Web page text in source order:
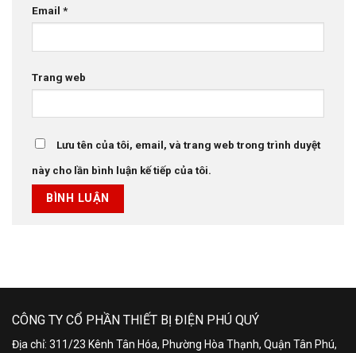
Email *
Trang web
Lưu tên của tôi, email, và trang web trong trình duyệt
này cho lần bình luận kế tiếp của tôi.
CÔNG TY CỔ PHẦN THIẾT BỊ ĐIỆN PHÚ QUÝ
Địa chỉ: 311/23 Kênh Tân Hóa, Phường Hòa Thạnh, Quận Tân Phú,